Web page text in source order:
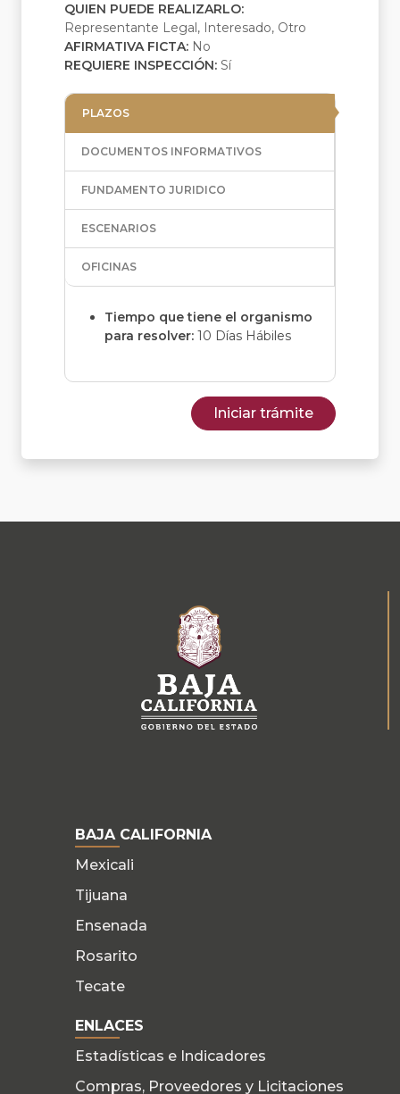
QUIEN PUEDE REALIZARLO:
Representante Legal, Interesado, Otro
AFIRMATIVA FICTA: No
REQUIERE INSPECCIÓN: Sí
PLAZOS
DOCUMENTOS INFORMATIVOS
FUNDAMENTO JURIDICO
ESCENARIOS
OFICINAS
Tiempo que tiene el organismo
para resolver: 10 Días Hábiles
Iniciar trámite
BAJA CALIFORNIA
Mexicali
Tijuana
Ensenada
Rosarito
Tecate
ENLACES
Estadísticas e Indicadores
Compras, Proveedores y Licitaciones